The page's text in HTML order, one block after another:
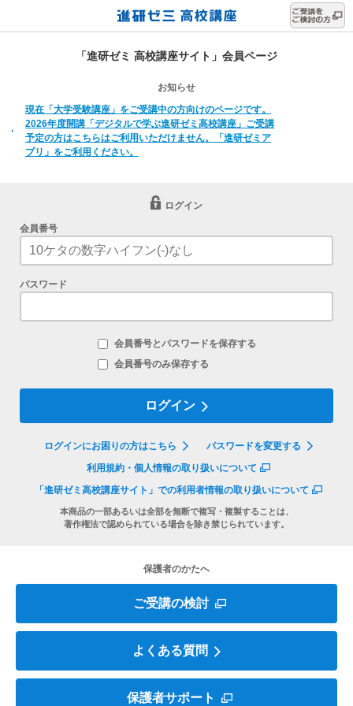
「進研ゼミ 高校講座サイト」会員ページ
お知らせ
現在「大学受験講座」をご受講中の方向けのページです。
2026年度開講「デジタルで学ぶ進研ゼミ高校講座」ご受講
予定の方はこちらはご利用いただけません。「進研ゼミア
プリ」をご利用ください。
ログイン
会員番号
パスワード
会員番号とパスワードを保存する
会員番号のみ保存する
ログイン
ログインにお困りの方はこちら
パスワードを変更する
利用規約・個人情報の取り扱いについて
「進研ゼミ高校講座サイト」での利用者情報の取り扱いについて
本商品の一部あるいは全部を無断で複写・複製することは、
著作権法で認められている場合を除き禁じられています。
保護者のかたへ
ご受講の検討
よくある質問
保護者サポート